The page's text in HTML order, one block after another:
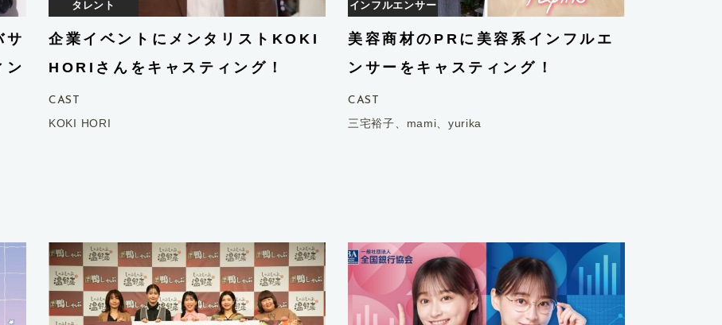
サ
ン
タレント
企業イベントにメンタリストKOKI
HORIさんをキャスティング！
CAST
KOKI HORI
インフルエンサー
美容商材のPRに美容系インフルエ
ンサーをキャスティング！
CAST
三宅裕子、mami、yurika